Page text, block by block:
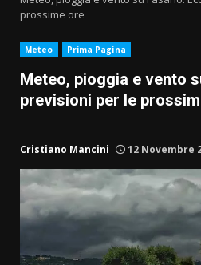
prossime ore
Meteo Prima Pagina
Meteo, pioggia e vento
previsioni per le
Cristiano Mancini 12 Novembre